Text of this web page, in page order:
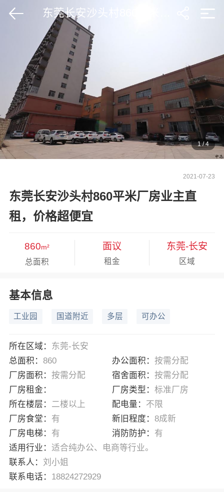
1/4
2021-07-23
东莞长安沙头村860平米厂房业主直
租，价格超便宜
860m²
总面积
面议
租金
东莞-长安
区域
基本信息
工业园 国道附近 多层 可办公
所在区域： 东莞-长安
总面积： 860 办公面积： 按需分配
厂房面积： 按需分配 宿舍面积： 按需分配
厂房租金：
厂房类型： 标准厂房
所在楼层： 二楼以上 配电量： 不限
厂房食堂： 有 新旧程度： 8成新
厂房电梯： 有 消防防护： 有
适用行业： 适合纯办公、电商等行业。
联系人： 刘小姐
联系电话： 18824272929